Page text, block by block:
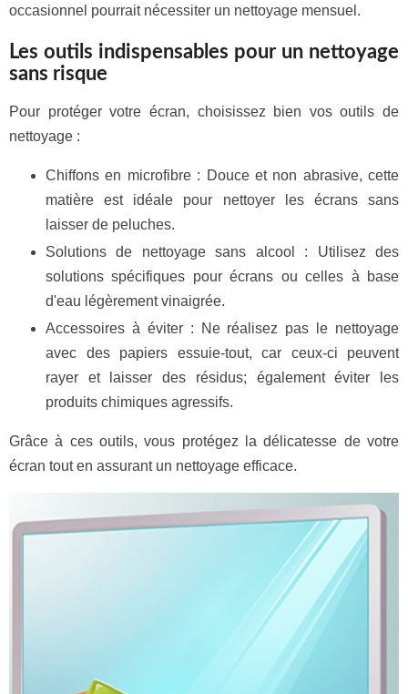
occasionnel pourrait nécessiter un nettoyage mensuel.
Les outils indispensables pour un nettoyage
sans risque
Pour protéger votre écran, choisissez bien vos outils de
nettoyage :
Chiffons en microfibre : Douce et non abrasive, cette
matière est idéale pour nettoyer les écrans sans
laisser de peluches.
Solutions de nettoyage sans alcool : Utilisez des
solutions spécifiques pour écrans ou celles à base
d'eau légèrement vinaigrée.
Accessoires à éviter : Ne réalisez pas le nettoyage
avec des papiers essuie-tout, car ceux-ci peuvent
rayer et laisser des résidus; également éviter les
produits chimiques agressifs.
Grâce à ces outils, vous protégez la délicatesse de votre
écran tout en assurant un nettoyage efficace.